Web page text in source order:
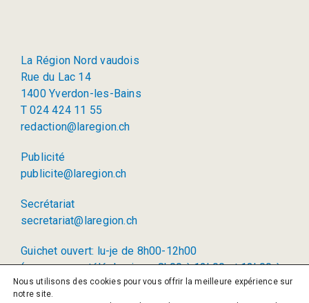
La Région Nord vaudois
Rue du Lac 14
1400 Yverdon-les-Bains
T 024 424 11 55
redaction@laregion.ch
Publicité
publicite@laregion.ch
Secrétariat
secretariat@laregion.ch
Guichet ouvert: lu-je de 8h00-12h00
(permanence téléphonique: 8h00 à 12h00 et 13h00 à
17h00)
Nous utilisons des cookies pour vous offrir la meilleure expérience sur
notre site.